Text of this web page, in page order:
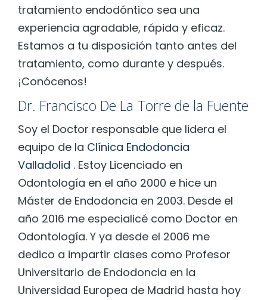
tratamiento endodóntico sea una
experiencia agradable, rápida y eficaz.
Estamos a tu disposición tanto antes del
tratamiento, como durante y después.
¡Conócenos!
Dr. Francisco De La Torre de la Fuente
Soy el Doctor responsable que lidera el
equipo de la Clínica Endodoncia
Valladolid . Estoy Licenciado en
Odontología en el año 2000 e hice un
Máster de Endodoncia en 2003. Desde el
año 2016 me especialicé como Doctor en
Odontología. Y ya desde el 2006 me
dedico a impartir clases como Profesor
Universitario de Endodoncia en la
Universidad Europea de Madrid hasta hoy